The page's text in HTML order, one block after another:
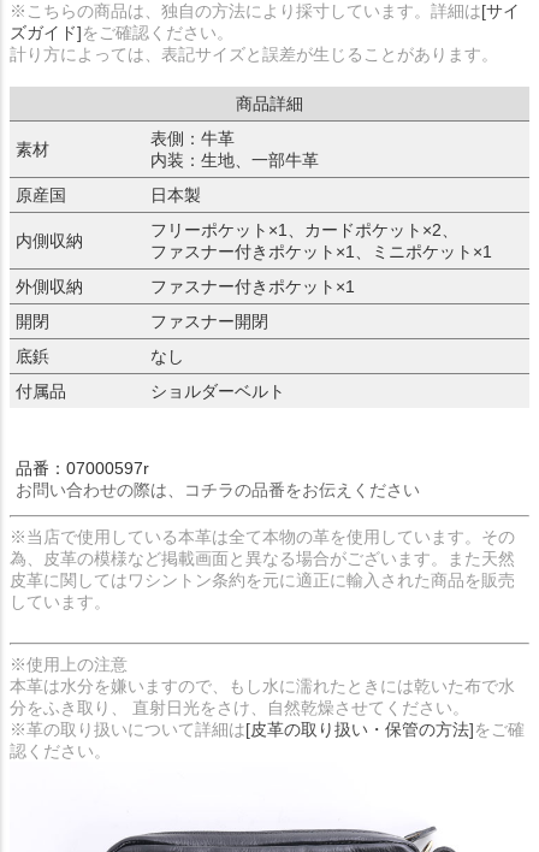
※こちらの商品は、独自の方法により採寸しています。詳細は[サイ
ズガイド]をご確認ください。
計り方によっては、表記サイズと誤差が生じることがあります。
商品詳細
素材
表側：牛革
内装：生地、一部牛革
原産国
日本製
内側収納
フリーポケット×1、カードポケット×2、
ファスナー付きポケット×1、ミニポケット×1
外側収納
ファスナー付きポケット×1
開閉
ファスナー開閉
底鋲
なし
付属品
ショルダーベルト
品番：07000597r
お問い合わせの際は、コチラの品番をお伝えください
※当店で使用している本革は全て本物の革を使用しています。その
為、皮革の模様など掲載画面と異なる場合がございます。また天然
皮革に関してはワシントン条約を元に適正に輸入された商品を販売
しています。
※使用上の注意
本革は水分を嫌いますので、もし水に濡れたときには乾いた布で水
分をふき取り、 直射日光をさけ、自然乾燥させてください。
※革の取り扱いについて詳細は[皮革の取り扱い・保管の方法]をご確
認ください。